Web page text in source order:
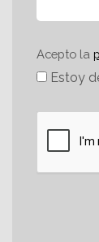
Acepto la
Estoy